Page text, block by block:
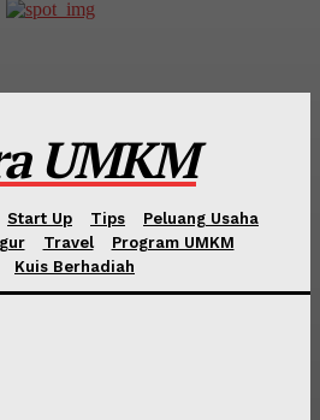
UMKM
Start Up Tips
Peluang Usaha
Travel
Program UMKM
Kuis Berhadiah